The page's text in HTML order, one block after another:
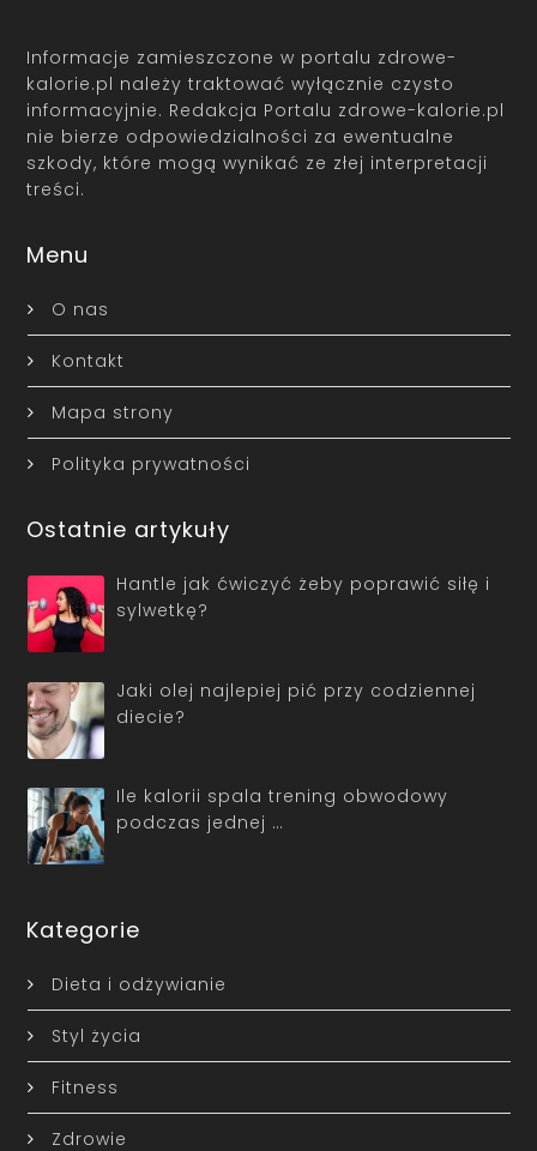
Informacje zamieszczone w portalu zdrowe-
kalorie.pl należy traktować wyłącznie czysto
informacyjnie. Redakcja Portalu zdrowe-kalorie.pl
nie bierze odpowiedzialności za ewentualne
szkody, które mogą wynikać ze złej interpretacji
treści.
Menu
O nas
Kontakt
Mapa strony
Polityka prywatności
Ostatnie artykuły
Hantle jak ćwiczyć żeby poprawić siłę i
sylwetkę?
Jaki olej najlepiej pić przy codziennej
diecie?
Ile kalorii spala trening obwodowy
podczas jednej …
Kategorie
Dieta i odżywianie
Styl życia
Fitness
Zdrowie